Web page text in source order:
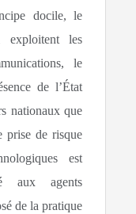
docile, le
exploitent les
le
de l’État
nationaux que
prise de risque
est
aux agents
de la pratique